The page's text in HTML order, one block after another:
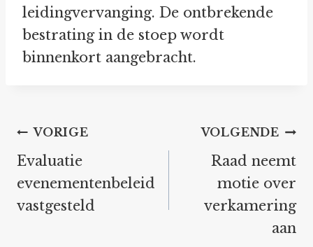
leidingvervanging. De ontbrekende
bestrating in de stoep wordt
binnenkort aangebracht.
Bericht
navigatie
VORIGE
Evaluatie
evenementenbeleid
vastgesteld
VOLGENDE
Raad neemt
motie over
verkamering
aan